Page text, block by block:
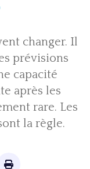
changer. Il
prévisions
capacité
après les
rare. Les
la règle.